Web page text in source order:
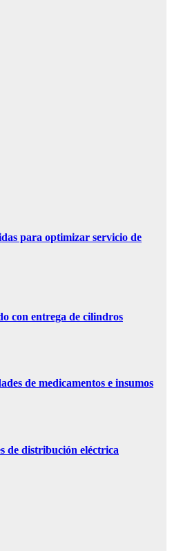
para optimizar servicio de
con entrega de cilindros
de medicamentos e insumos
de distribución eléctrica